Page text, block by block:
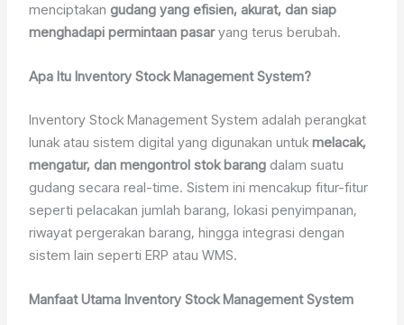
menciptakangudang yang efisien, akurat, dan siap
menghadapi permintaan pasaryang terus berubah.
Apa Itu Inventory Stock Management System?
Inventory Stock Management System adalah perangkat
lunak atau sistem digital yang digunakan untukmelacak,
mengatur, dan mengontrol stok barang dalam suatu
gudang secara real-time. Sistem ini mencakup fitur-fitur
seperti pelacakan jumlah barang, lokasi penyimpanan,
riwayat pergerakan barang, hingga integrasi dengan
sistem lain seperti ERP atau WMS.
Manfaat Utama Inventory Stock Management System